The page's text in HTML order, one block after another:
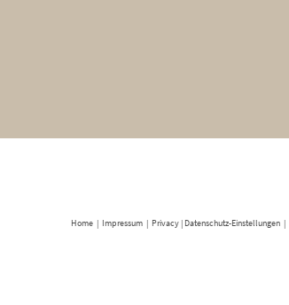
Home | Impressum | Privacy | Datenschutz-Einstellungen |